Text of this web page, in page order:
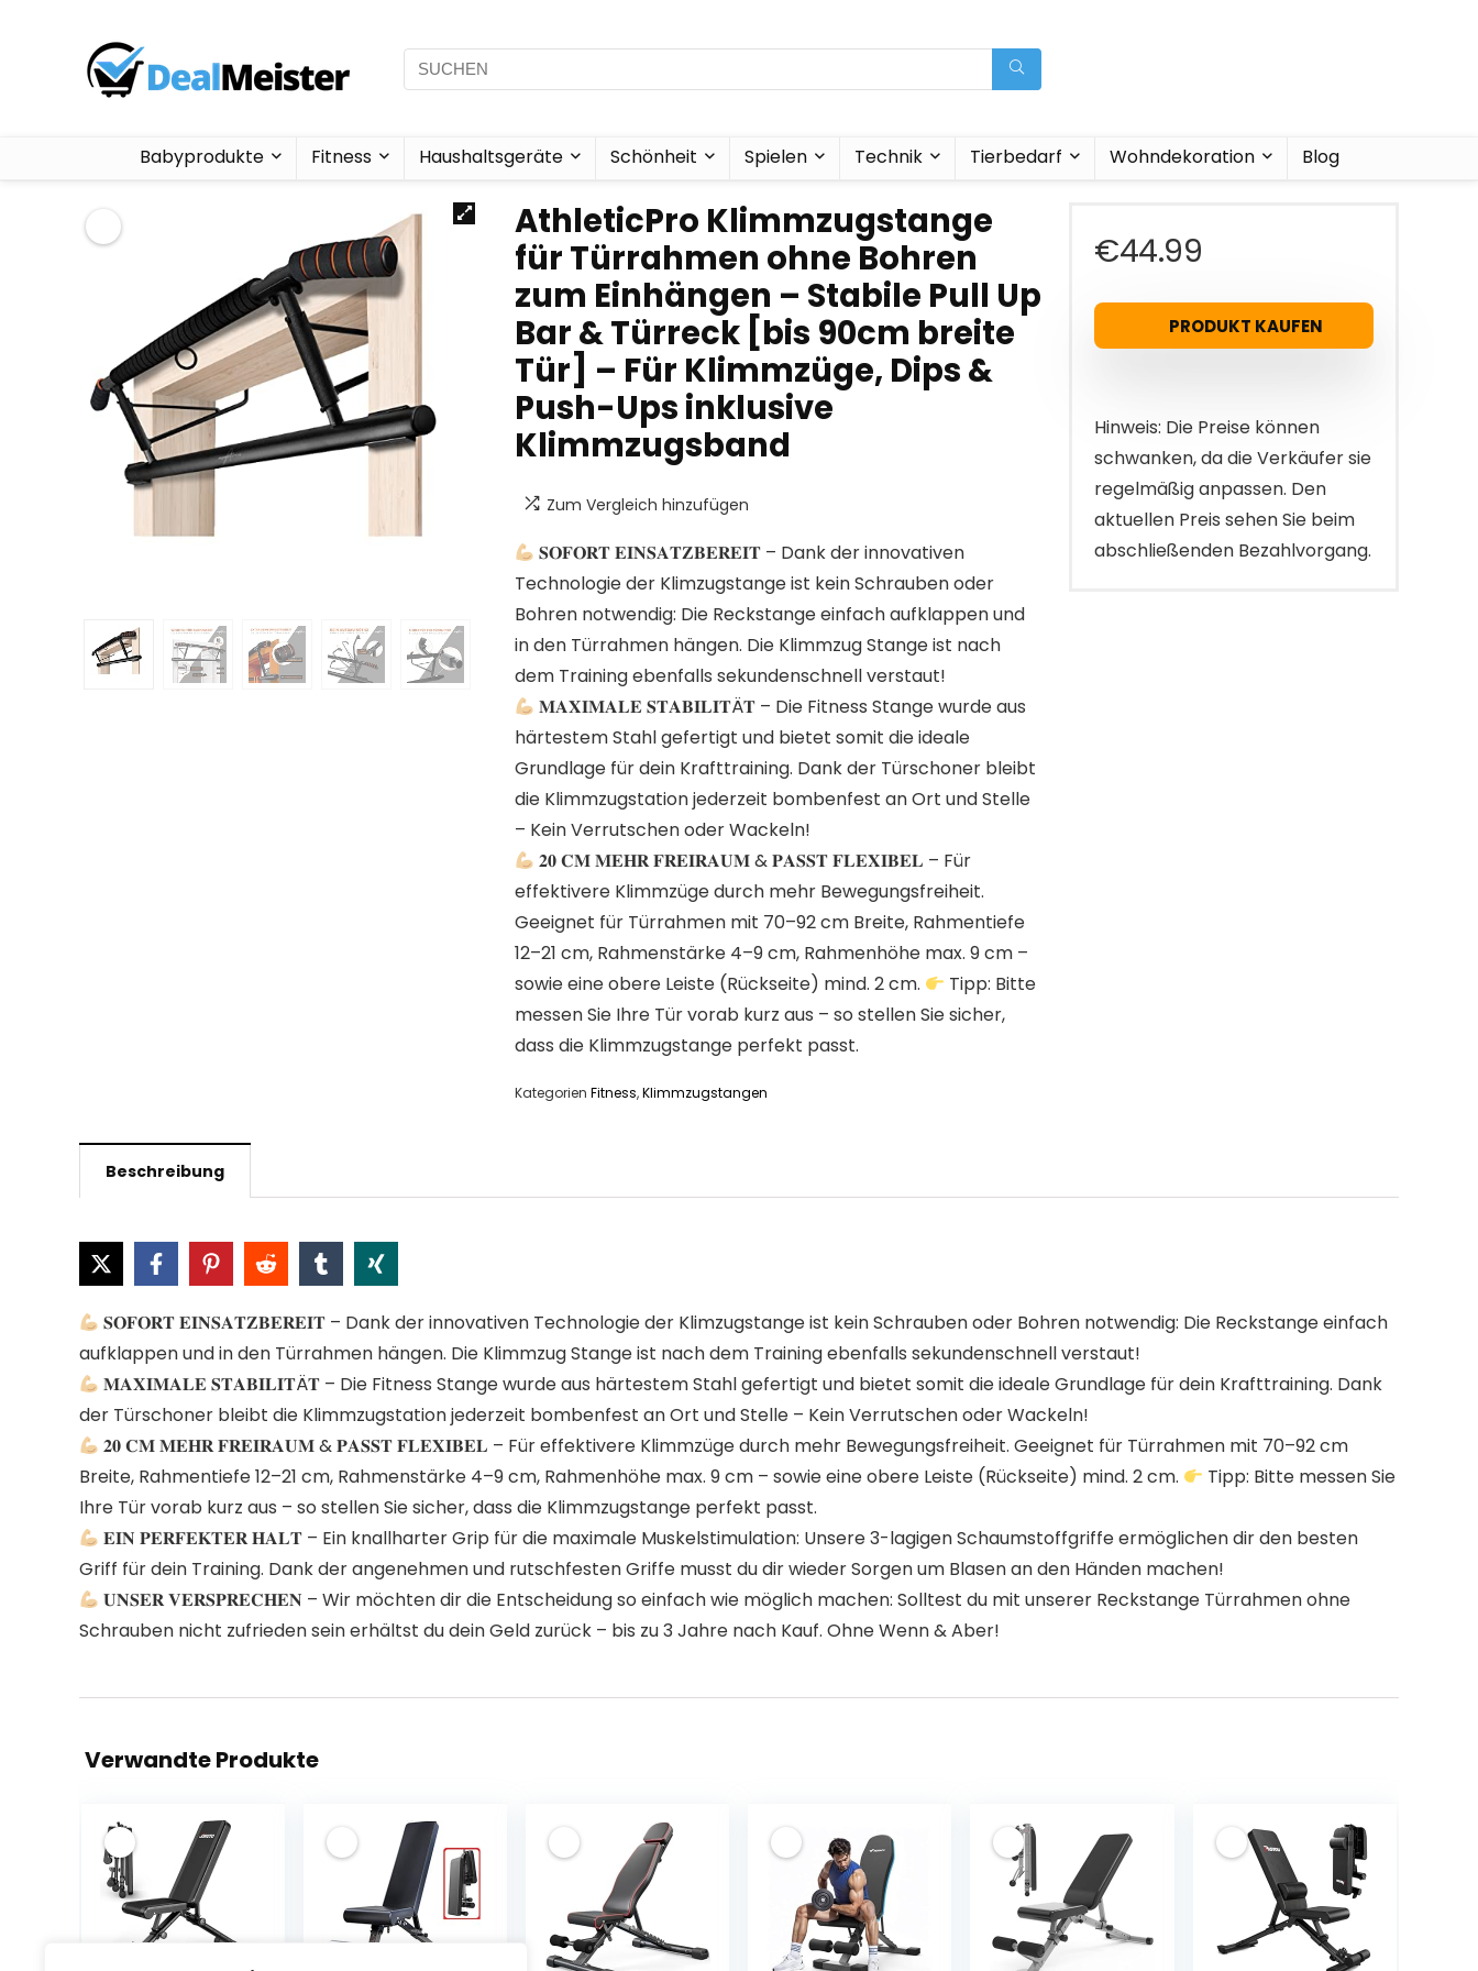
Babyprodukte Fitness Haushaltsgeräte Schönheit Spielen Technik Tierbedarf Wohndekoration Blog
AthleticPro Klimmzugstange
für Türrahmen ohne Bohren
zum Einhängen – Stabile Pull Up
Bar & Türreck [bis 90cm breite
Tür] – Für Klimmzüge, Dips &
Push-Ups inklusive
Klimmzugsband
Zum Vergleich hinzufügen
𝐒𝐎𝐅𝐎𝐑𝐓 𝐄𝐈𝐍𝐒𝐀𝐓𝐙𝐁𝐄𝐑𝐄𝐈𝐓 – Dank der innovativen
Technologie der Klimzugstange ist kein Schrauben oder
Bohren notwendig: Die Reckstange einfach aufklappen und
in den Türrahmen hängen. Die Klimmzug Stange ist nach
dem Training ebenfalls sekundenschnell verstaut!
𝐌𝐀𝐗𝐈𝐌𝐀𝐋𝐄 𝐒𝐓𝐀𝐁𝐈𝐋𝐈𝐓Ä𝐓 – Die Fitness Stange wurde aus
härtestem Stahl gefertigt und bietet somit die ideale
Grundlage für dein Krafttraining. Dank der Türschoner bleibt
die Klimmzugstation jederzeit bombenfest an Ort und Stelle
– Kein Verrutschen oder Wackeln!
𝟐𝟎 𝐂𝐌 𝐌𝐄𝐇𝐑 𝐅𝐑𝐄𝐈𝐑𝐀𝐔𝐌 & 𝐏𝐀𝐒𝐒𝐓 𝐅𝐋𝐄𝐗𝐈𝐁𝐄𝐋 – Für
effektivere Klimmzüge durch mehr Bewegungsfreiheit.
Geeignet für Türrahmen mit 70–92 cm Breite, Rahmentiefe
12–21 cm, Rahmenstärke 4–9 cm, Rahmenhöhe max. 9 cm –
sowie eine obere Leiste (Rückseite) mind. 2 cm.
Tipp: Bitte
messen Sie Ihre Tür vorab kurz aus – so stellen Sie sicher,
dass die Klimmzugstange perfekt passt.
Kategorien Fitness,Klimmzugstangen
€44.99
PRODUKT KAUFEN
Hinweis: Die Preise können
schwanken, da die Verkäufer sie
regelmäßig anpassen. Den
aktuellen Preis sehen Sie beim
abschließenden Bezahlvorgang.
Beschreibung
𝐒𝐎𝐅𝐎𝐑𝐓 𝐄𝐈𝐍𝐒𝐀𝐓𝐙𝐁𝐄𝐑𝐄𝐈𝐓 – Dank der innovativen Technologie der Klimzugstange ist kein Schrauben oder Bohren notwendig: Die Reckstange einfach
aufklappen und in den Türrahmen hängen. Die Klimmzug Stange ist nach dem Training ebenfalls sekundenschnell verstaut!
𝐌𝐀𝐗𝐈𝐌𝐀𝐋𝐄 𝐒𝐓𝐀𝐁𝐈𝐋𝐈𝐓Ä𝐓 – Die Fitness Stange wurde aus härtestem Stahl gefertigt und bietet somit die ideale Grundlage für dein Krafttraining. Dank
der Türschoner bleibt die Klimmzugstation jederzeit bombenfest an Ort und Stelle – Kein Verrutschen oder Wackeln!
𝟐𝟎 𝐂𝐌 𝐌𝐄𝐇𝐑 𝐅𝐑𝐄𝐈𝐑𝐀𝐔𝐌 & 𝐏𝐀𝐒𝐒𝐓 𝐅𝐋𝐄𝐗𝐈𝐁𝐄𝐋 – Für effektivere Klimmzüge durch mehr Bewegungsfreiheit. Geeignet für Türrahmen mit 70–92 cm
Breite, Rahmentiefe 12–21 cm, Rahmenstärke 4–9 cm, Rahmenhöhe max. 9 cm – sowie eine obere Leiste (Rückseite) mind. 2 cm.
Tipp: Bitte messen Sie
Ihre Tür vorab kurz aus – so stellen Sie sicher, dass die Klimmzugstange perfekt passt.
𝐄𝐈𝐍 𝐏𝐄𝐑𝐅𝐄𝐊𝐓𝐄𝐑 𝐇𝐀𝐋𝐓 – Ein knallharter Grip für die maximale Muskelstimulation: Unsere 3-lagigen Schaumstoffgriffe ermöglichen dir den besten
Griff für dein Training. Dank der angenehmen und rutschfesten Griffe musst du dir wieder Sorgen um Blasen an den Händen machen!
𝐔𝐍𝐒𝐄𝐑 𝐕𝐄𝐑𝐒𝐏𝐑𝐄𝐂𝐇𝐄𝐍 – Wir möchten dir die Entscheidung so einfach wie möglich machen: Solltest du mit unserer Reckstange Türrahmen ohne
Schrauben nicht zufrieden sein erhältst du dein Geld zurück – bis zu 3 Jahre nach Kauf. Ohne Wenn & Aber!
Verwandte Produkte